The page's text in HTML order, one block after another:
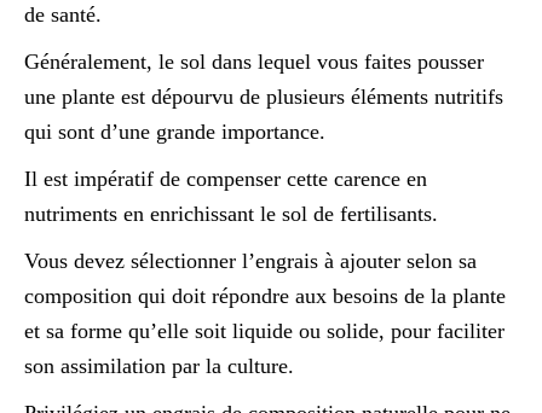
de santé.
Généralement, le sol dans lequel vous faites pousser
une plante est dépourvu de plusieurs éléments nutritifs
qui sont d’une grande importance.
Il est impératif de compenser cette carence en
nutriments en enrichissant le sol de fertilisants.
Vous devez sélectionner l’engrais à ajouter selon sa
composition qui doit répondre aux besoins de la plante
et sa forme qu’elle soit liquide ou solide, pour faciliter
son assimilation par la culture.